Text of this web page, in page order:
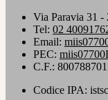
Via Paravia 31
Tel: 02
Email:
PEC:
C.F.:
Codice IPA: